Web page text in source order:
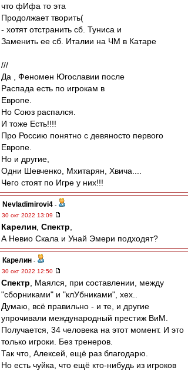
что фИфа то эта
Продолжает творить(
- хотят отстранить сб. Туниса и
Заменить ее сб. Италии на ЧМ в Катаре
///
Да , Феномен Югославии после
Распада есть по игрокам в
Европе.
Но Союз распался.
И тоже Есть!!!!
Про Россию понятно с девяносто первого
Европе.
Но и другие,
Одни Шевченко, Мхитарян, Хвича....
Чего стоят по Игре у них!!!
Nevladimirovi4 -
30 окт 2022 13:09
Карелин Спектр
А Невио Скала и Унай Эмери подходят?
Карелин -
30 окт 2022 12:50
Спектр , Маялся, при составлении, между
"сборниками" и "клУбниками", хех..
Думаю, всё правильно - и те, и другие
упрочивали международный престиж ВиМ.
Получается, 34 человека на этот момент. И это
только игроки. Без тренеров.
Так что, Алексей, ещё раз благодарю.
Но есть чуйка, что ещё кто-нибудь из игроков